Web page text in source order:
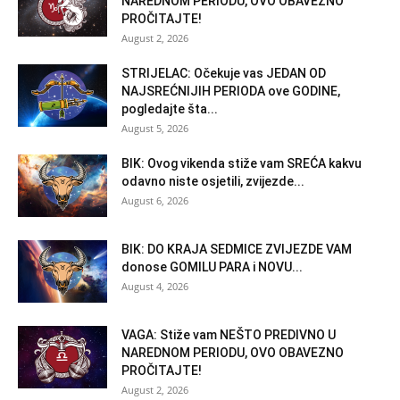
PROČITAJTE!
August 2, 2026
STRIJELAC: Očekuje vas JEDAN OD
NAJSREĆNIJIH PERIODA ove GODINE,
pogledajte šta...
August 5, 2026
BIK: Ovog vikenda stiže vam SREĆA kakvu
odavno niste osjetili, zvijezde...
August 6, 2026
BIK: DO KRAJA SEDMICE ZVIJEZDE VAM
donose GOMILU PARA i NOVU...
August 4, 2026
VAGA: Stiže vam NEŠTO PREDIVNO U
NAREDNOM PERIODU, OVO OBAVEZNO
PROČITAJTE!
August 2, 2026